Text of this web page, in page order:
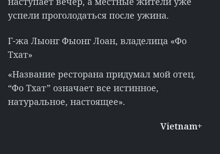
успели проголодаться после ужина.
Г-жа Лыонг Фыонг Лоан, владелица «Фо
Тхат»
«Название ресторана придумал мой отец.
“Фо Тхат” означает все истинное,
натуральное, настоящее».
Vietnam+